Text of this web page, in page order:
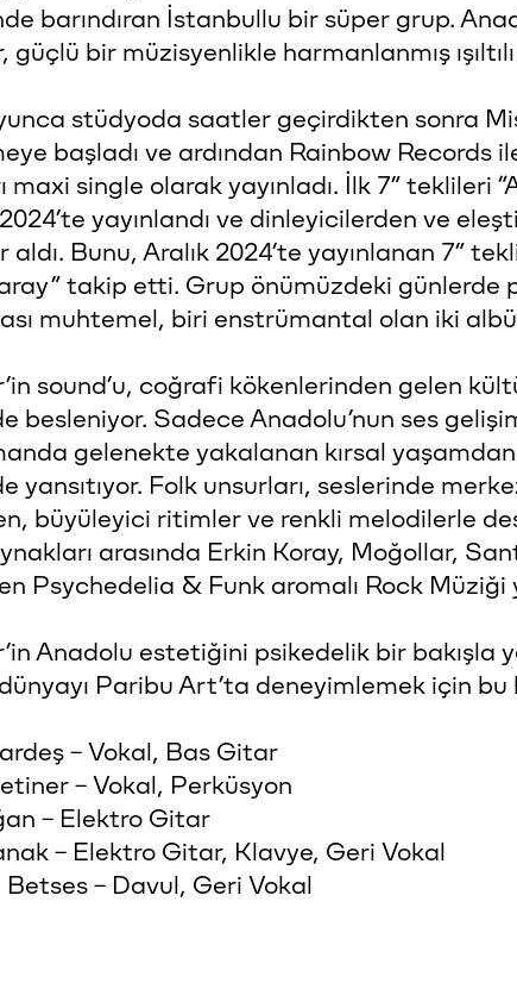
barındıran İstanbullu bir süper grup.
güçlü bir müzisyenlikle harmanlanmış
stüdyoda saatler geçirdikten sonra
başladı ve ardından Rainbow Records
maxi single olarak yayınladı. İlk 7” teklileri
yayınlandı ve dinleyicilerden ve
aldı. Bunu, Aralık 2024’te yayınlanan 7”
takip etti. Grup önümüzdeki günlerde
muhtemel, biri enstrümantal olan iki
sound’u, coğrafi kökenlerinden gelen
besleniyor. Sadece Anadolu’nun ses
gelenekte yakalanan kırsal
yansıtıyor. Folk unsurları, seslerinde
büyüleyici ritimler ve renkli melodilerle
arasında Erkin Koray, Moğollar,
Psychedelia & Funk aromalı Rock Müziği
Anadolu estetiğini psikedelik bir bakışla
Paribu Art’ta deneyimlemek için bu
– Vokal, Bas Gitar
– Vokal, Perküsyon
– Elektro Gitar
– Elektro Gitar, Klavye, Geri Vokal
Betses – Davul, Geri Vokal